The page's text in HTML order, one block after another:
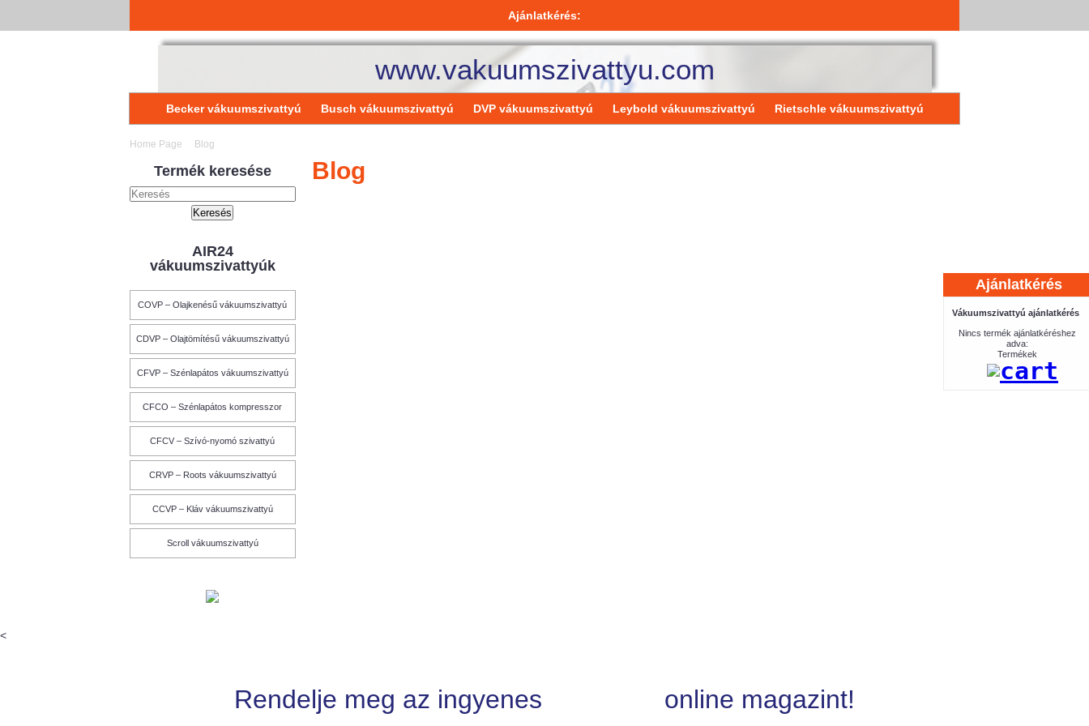
Ajánlatkérés:
www.vakuumszivattyu.com
Becker vákuumszivattyú Busch vákuumszivattyú DVP vákuumszivattyú Leybold vákuumszivattyú Rietschle vákuumszivattyú
Home Page Blog
Blog
Termék keresése
AIR24
vákuumszivattyúk
COVP – Olajkenésű vákuumszivattyú
CDVP – Olajtömítésű vákuumszivattyú
CFVP – Szénlapátos vákuumszivattyú
CFCO – Szénlapátos kompresszor
CFCV – Szívó-nyomó szivattyú
CRVP – Roots vákuumszivattyú
CCVP – Kláv vákuumszivattyú
Scroll vákuumszivattyú
<
Rendelje meg az ingyenes online magazint!
Ajánlatkérés
Vákuumszivattyú ajánlatkérés
Nincs termék ajánlatkéréshez
adva:
Termékek